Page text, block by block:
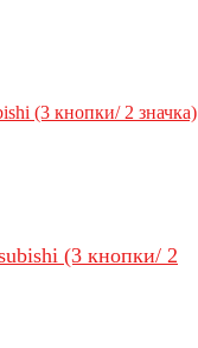
(3 кнопки/ 2